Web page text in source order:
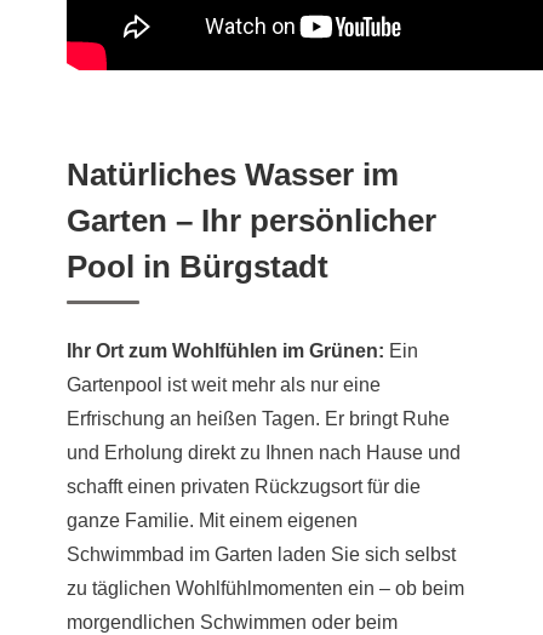
Natürliches Wasser im
Garten – Ihr persönlicher
Pool in Bürgstadt
Ihr Ort zum Wohlfühlen im Grünen: Ein
Gartenpool ist weit mehr als nur eine
Erfrischung an heißen Tagen. Er bringt Ruhe
und Erholung direkt zu Ihnen nach Hause und
schafft einen privaten Rückzugsort für die
ganze Familie. Mit einem eigenen
Schwimmbad im Garten laden Sie sich selbst
zu täglichen Wohlfühlmomenten ein – ob beim
morgendlichen Schwimmen oder beim